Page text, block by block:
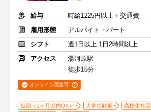
給与
時給1225円以上＋交通費
雇用形態
アルバイト・パート
シフト
週1日以上 1日2時間以上
アクセス
湯河原駅
徒歩15分
オンライン面接可
短期（1ヶ月以内OK） 大学生歓迎
高校生歓迎